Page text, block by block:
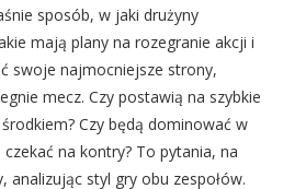
sposób, w jaki drużyny
mają plany na rozegranie akcji i
swoje najmocniejsze strony,
mecz. Czy postawią na szybkie
Czy będą dominować w
na kontry? To pytania, na
analizując styl gry obu zespołów.